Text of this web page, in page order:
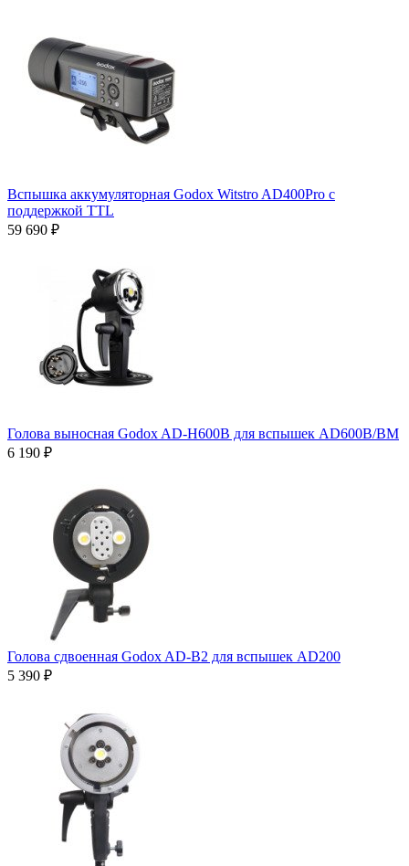
Вспышка аккумуляторная Godox Witstro AD400Pro с
поддержкой TTL
59 690 ₽
Голова выносная Godox AD-H600B для вспышек AD600B/BM
6 190 ₽
Голова сдвоенная Godox AD-B2 для вспышек AD200
5 390 ₽